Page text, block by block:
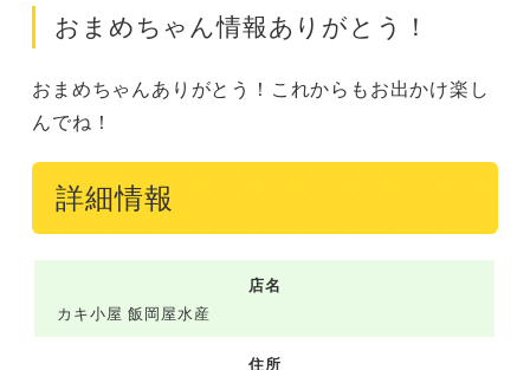
おまめちゃん情報ありがとう！
おまめちゃんありがとう！これからもお出かけ楽し
んでね！
詳細情報
店名
カキ小屋 飯岡屋水産
住所